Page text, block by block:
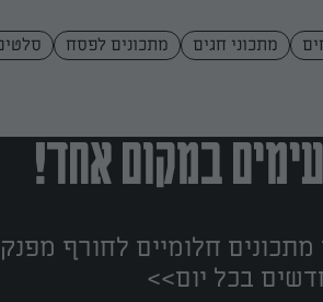
מתכוני חגים מתכונים לפסח
במקום אחד!
חלומיים לחורף
בכל יום>>